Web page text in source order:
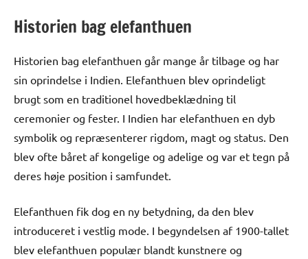
Historien bag elefanthuen
Historien bag elefanthuen går mange år tilbage og har
sin oprindelse i Indien. Elefanthuen blev oprindeligt
brugt som en traditionel hovedbeklædning til
ceremonier og fester. I Indien har elefanthuen en dyb
symbolik og repræsenterer rigdom, magt og status. Den
blev ofte båret af kongelige og adelige og var et tegn på
deres høje position i samfundet.
Elefanthuen fik dog en ny betydning, da den blev
introduceret i vestlig mode. I begyndelsen af 1900-tallet
blev elefanthuen populær blandt kunstnere og